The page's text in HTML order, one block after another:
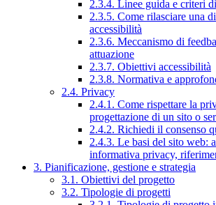
2.3.4. Linee guida e criteri
2.3.5. Come rilasciare una
accessibilità
2.3.6. Meccanismo di
attuazione
2.3.7. Obiettivi accessibilità
2.3.8. Normativa e
2.4. Privacy
2.4.1. Come rispettare la
progettazione di un sito o
2.4.2. Richiedi il consenso
2.4.3. Le basi del sito web:
informativa privacy,
3. Pianificazione, gestione e strategia
3.1. Obiettivi del progetto
3.2. Tipologie di progetti